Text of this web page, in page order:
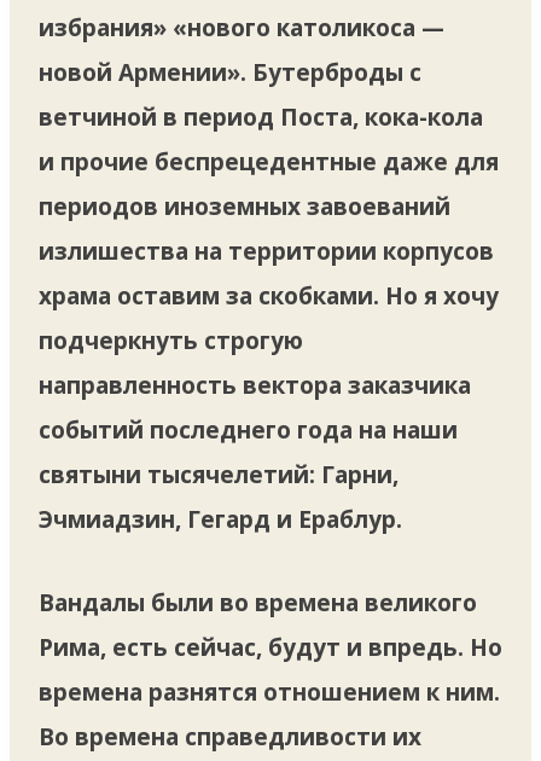
избрания» «нового католикоса —
новой Армении». Бутерброды с
ветчиной в период Поста, кока-кола
и прочие беспрецедентные даже для
периодов иноземных завоеваний
излишества на территории корпусов
храма оставим за скобками. Но я хочу
подчеркнуть строгую
направленность вектора заказчика
событий последнего года на наши
святыни тысячелетий: Гарни,
Эчмиадзин, Гегард и Ераблур.
Вандалы были во времена великого
Рима, есть сейчас, будут и впредь. Но
времена разнятся отношением к ним.
Во времена справедливости их